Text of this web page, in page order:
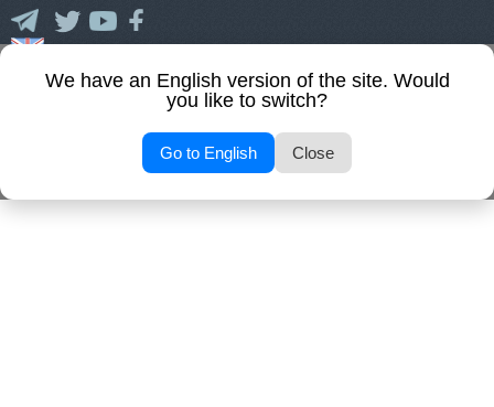
45
We have an English version of the site. Would
you like to switch?
Go to English Close